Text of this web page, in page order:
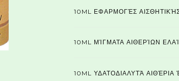
10ML ΕΦΑΡΜΟΓΈΣ
10ML ΜΊΓΜΑΤΑ ΑΙΘΕΡΊΩΝ
10ML ΥΔΑΤΟΔΙΑΛΥΤΆ ΑΙΘΈΡΙΑ